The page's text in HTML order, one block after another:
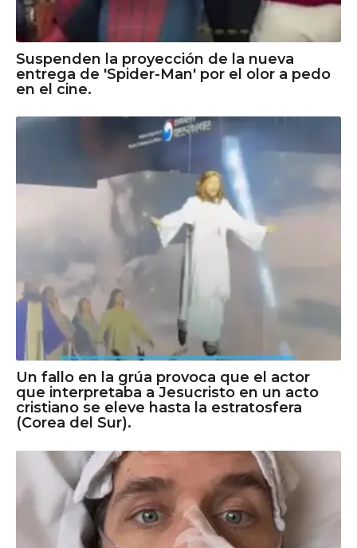
Suspenden la proyección de la nueva
entrega de 'Spider-Man' por el olor a pedo
en el cine.
Un fallo en la grúa provoca que el actor
que interpretaba a Jesucristo en un acto
cristiano se eleve hasta la estratosfera
(Corea del Sur).